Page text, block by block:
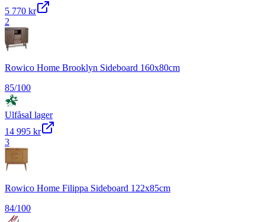
5 770 kr
2
Rowico Home Brooklyn Sideboard 160x80cm
85/100
UlfåsaI lager
14 995 kr
3
Rowico Home Filippa Sideboard 122x85cm
84/100